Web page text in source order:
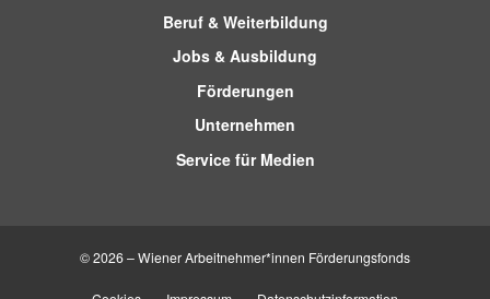
Beruf & Weiterbildung
Jobs & Ausbildung
Förderungen
Unternehmen
Service für Medien
© 2026 – Wiener Arbeitnehmer*innen Förderungsfonds